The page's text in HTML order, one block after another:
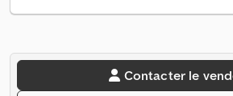
Contacter le